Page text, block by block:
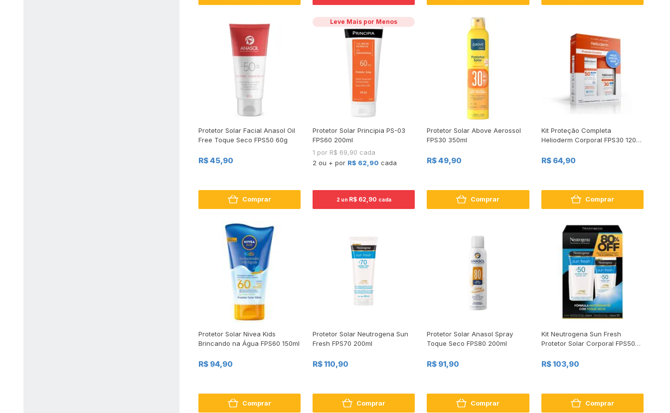
Protetor Solar Facial Anasol Oil
Free Toque Seco FPS50 60g
R$ 45,90
Comprar
Leve Mais por Menos
Protetor Solar Principia PS-03
FPS60 200ml
1 por R$ 69,90 cada
2 ou + por R$ 62,90 cada
2 un R$ 62,90 cada
Protetor Solar Above Aerossol
FPS30 350ml
R$ 49,90
Comprar
Kit Proteção Completa
Helioderm Corporal FPS30 120ml
R$ 64,90
Comprar
Protetor Solar Nivea Kids
Brincando na Água FPS60 150ml
R$ 94,90
Comprar
Protetor Solar Neutrogena Sun
Fresh FPS70 200ml
R$ 110,90
Comprar
Protetor Solar Anasol Spray
Toque Seco FPS80 200ml
R$ 91,90
Comprar
Kit Neutrogena Sun Fresh
Protetor Solar Corporal FPS50
Desconto
R$ 103,90
Comprar